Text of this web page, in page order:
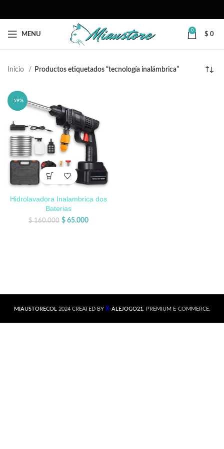
MENU
0
$ 0
Inicio Productos etiquetados “tecnología inalámbrica”
-59%
Hidrolavadora Inalambrica dos
Baterias
$160.000 $ 65.000
MIAUSTORECOL 2024 CREATED BY X-ALEJOGO21 . PREMIUM E-COMMERCE.